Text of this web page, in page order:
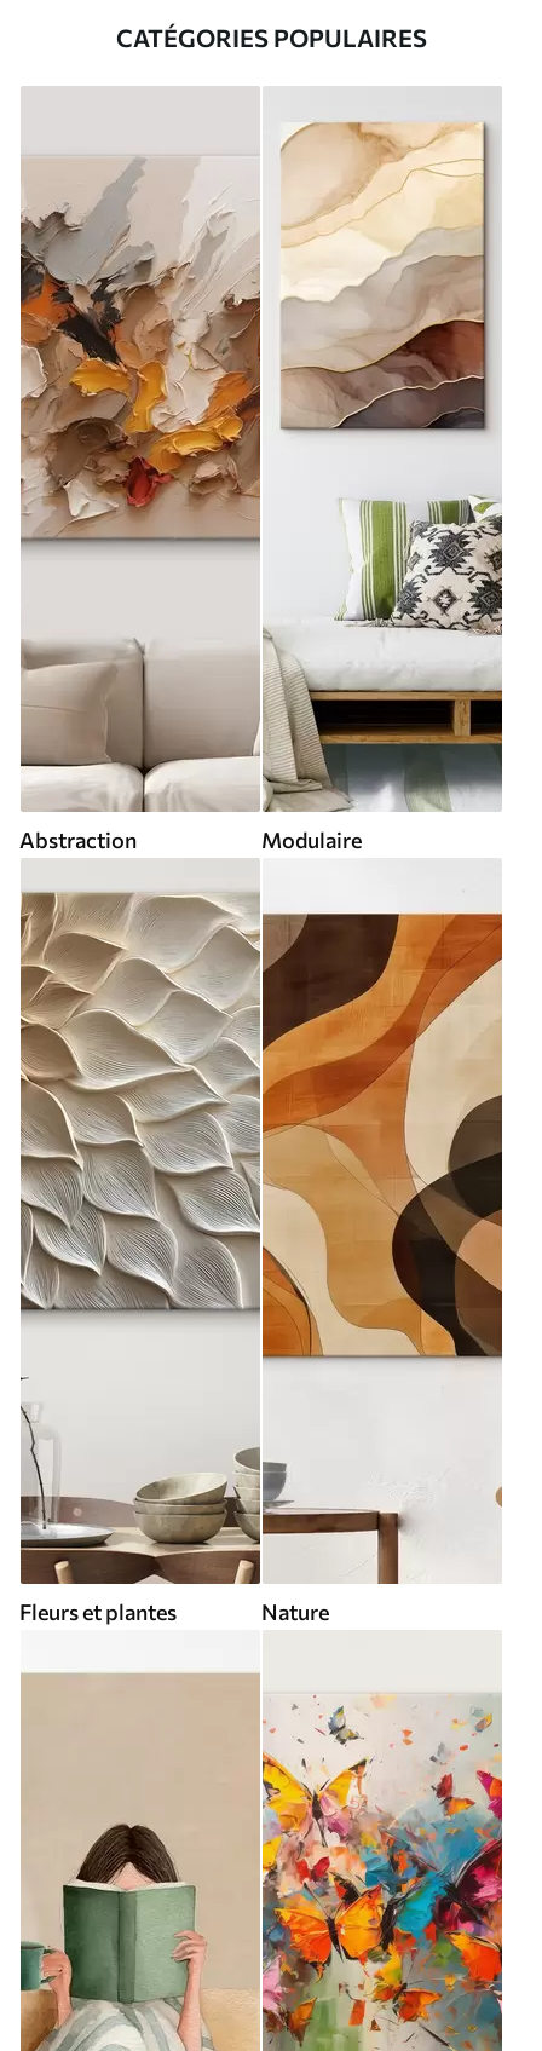
CATÉGORIES POPULAIRES
Abstraction Modulaire
Fleurs et plantes Nature